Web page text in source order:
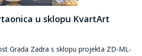
u sklopu KvartArt
Grada Zadra s sklopu projekta ZD-ML-